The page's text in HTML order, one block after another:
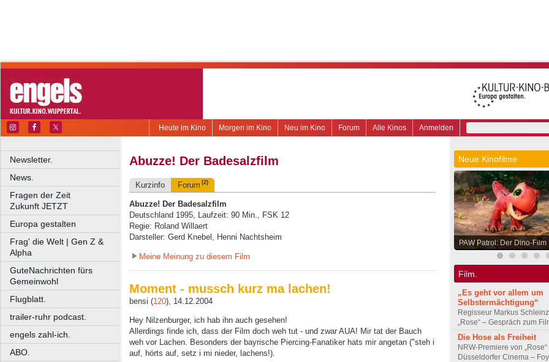
Anmelden
Alle Kinos
Forum
Neu im Kino
Morgen im Kino
Heute im Kino
Newsletter.
News.
Fragen der Zeit
Zukunft JETZT
Europa gestalten
Frag' die Welt | Gen Z &
Alpha
GuteNachrichten fürs
Gemeinwohl
Flugblatt.
trailer-ruhr podcast.
engels zahl-ich.
ABO.
Abuzze! Der Badesalzfilm
Kurzinfo Forum (2)
Abuzze! Der Badesalzfilm
Deutschland 1995, Laufzeit: 90 Min., FSK 12
Regie: Roland Willaert
Darsteller: Gerd Knebel, Henni Nachtsheim
Meine Meinung zu diesem Film
Moment - mussch kurz ma lachen!
bensi (120), 14.12.2004
Hey Nilzenburger, ich hab ihn auch gesehen!
Allerdings finde ich, dass der Film doch weh tut - und zwar AUA! Mir tat der Bauch
weh vor Lachen. Besonders der bayrische Piercing-Fanatiker hats mir angetan ("steh i
auf, hörts auf, setz i mi nieder, lachens!).
Neue Kinofilme
PAW Patrol: Der Dino-Film
Film.
„Es geht vor allem um
Selbstermächtigung“
Regisseur Markus
„Rose“ – Gespräch zum
Die Hose als Freiheit
NRW-Premiere von „Rose“
Düsseldorfer Cinema –